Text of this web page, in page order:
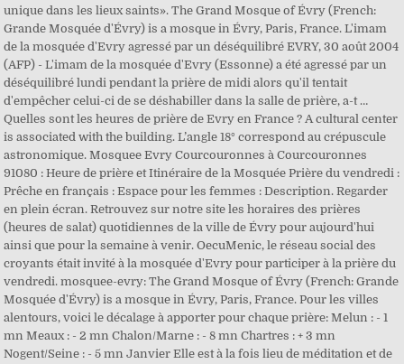
unique dans les lieux saints». The Grand Mosque of Évry (French:
Grande Mosquée d'Évry) is a mosque in Évry, Paris, France. L'imam
de la mosquée d'Evry agressé par un déséquilibré EVRY, 30 août 2004
(AFP) - L'imam de la mosquée d'Evry (Essonne) a été agressé par un
déséquilibré lundi pendant la prière de midi alors qu'il tentait
d'empêcher celui-ci de se déshabiller dans la salle de prière, a-t …
Quelles sont les heures de prière de Evry en France ? A cultural center
is associated with the building. L’angle 18° correspond au crépuscule
astronomique. Mosquee Evry Courcouronnes à Courcouronnes
91080 : Heure de prière et Itinéraire de la Mosquée Prière du vendredi :
Prêche en français : Espace pour les femmes : Description. Regarder
en plein écran. Retrouvez sur notre site les horaires des prières
(heures de salat) quotidiennes de la ville de Évry pour aujourd'hui
ainsi que pour la semaine à venir. OecuMenic, le réseau social des
croyants était invité à la mosquée d'Evry pour participer à la prière du
vendredi. mosquee-evry: The Grand Mosque of Évry (French: Grande
Mosquée d'Évry) is a mosque in Évry, Paris, France. Pour les villes
alentours, voici le décalage à apporter pour chaque prière: Melun : - 1
mn Meaux : - 2 mn Chalon/Marne : - 8 mn Chartres : + 3 mn
Nogent/Seine : - 5 mn Janvier Elle est à la fois lieu de méditation et de